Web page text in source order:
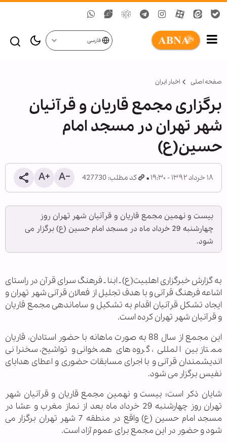
فارسی
صفحه اصلی اخبار ایران
برگزاری مجمع قاریان و قرآنیان
شهر تهران در مسجد امام
حسین(ع)
۱۸ خرداد ۱۳۹۲ - ۱۹:۳۰ کد مطلب: 427730
بیست و نهمین مجمع قاریان و قرآنیان شهر تهران روز
چهارشنبه 29 خرداد ماه در مسجد امام حسین (ع) برگزار می
شود.
به گزارش خبرگزاری اهل‏بیت(ع) ـ ابنا ـ فرهنگ سرای قرآن در راستای
اشاعه فرهنگ قرآنی و با هدف تجلیل از فعالان قرآنی شهر تهران و
ایجاد تشکل قرآنیان اقدام به تشکیل و ساماندهی مجمع قاریان
و قرآنیان شهر تهران کرده است.
این مجمع از سال 88 به صورت ماهانه با حضور استادان، قاریان
ممتاز بین المللی ، گروه های همخوانی و تواشیح، سخنرانی
اندیشمندان قرآنی و با اجرای مسابقات حضوری و اعطای هدایای
نفیس برگزار می شود.
شایان ذکر است؛ بیست و نهمین مجمع قاریان و قرآنیان شهر
تهران روز چهارشنبه 29 خرداد ماه بعد از نماز مغرب و عشا در
مسجد امام حسین (ع) واقع در منطقه 7 شهر تهران برگزار می
شود و حضور در این مجمع برای عموم آزاد است.